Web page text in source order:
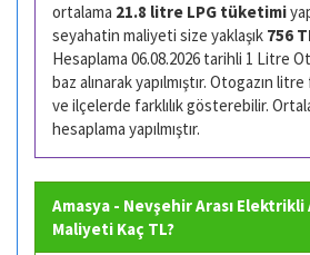
ortalama 21.8 litre LPG tüketimi
seyahatin maliyeti size yaklaşık 756
Hesaplama 06.08.2026 tarihli 1 Litre
baz alınarak yapılmıştır. Otogazın
ve ilçelerde farklılık gösterebilir.
hesaplama yapılmıştır.
Amasya - Nevşehir Arası
Maliyeti Kaç TL?